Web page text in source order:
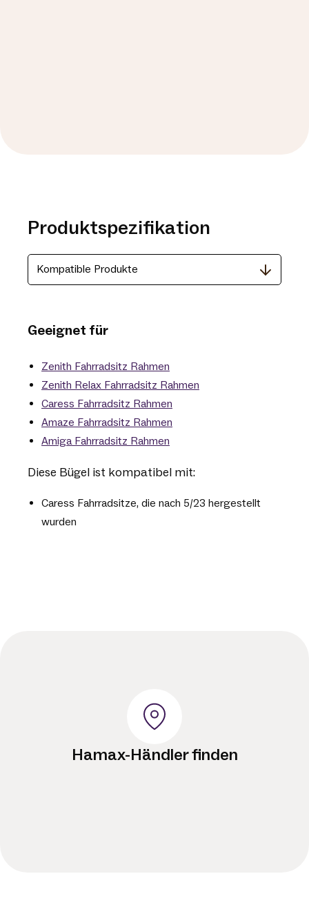
Produktspezifikation
Kompatible Produkte
Geeignet für
Zenith Fahrradsitz Rahmen
Zenith Relax Fahrradsitz Rahmen
Caress Fahrradsitz Rahmen
Amaze Fahrradsitz Rahmen
Amiga Fahrradsitz Rahmen
Diese Bügel ist kompatibel mit:
Caress Fahrradsitze, die nach 5/23 hergestellt
wurden
Hamax-Händler finden